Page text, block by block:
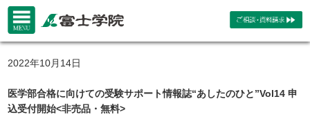
2022年10月14日
医学部合格に向けての受験サポート情報誌“あしたのひと”Vol14 申
込受付開始<非売品・無料>